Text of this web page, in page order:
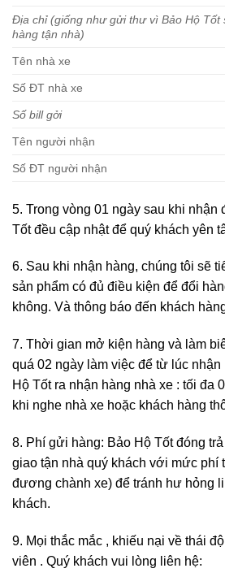
Địa chỉ (giống như gửi thư vì Bảo Hộ Tốt
hàng tận nhà)
Tên nhà xe
Số ĐT nhà xe
Số bill gởi
Tên người nhận
Số ĐT người nhận
5. Trong vòng 01 ngày sau khi
Tốt đều cập nhật để quý khách yên
6. Sau khi nhận hàng, chúng tôi sẽ
sản phẩm có đủ điều kiện để đổi
không. Và thông báo đến khách
7. Thời gian mở kiện hàng và làm
quá 02 ngày làm việc để từ lúc
Hộ Tốt ra nhận hàng nhà xe : tối đa
khi nghe nhà xe hoặc khách hàng
8. Phí gửi hàng: Bảo Hộ Tốt đóng
giao tận nhà quý khách với mức phí
đương chành xe) để tránh hư hỏng
khách.
9. Mọi thắc mắc , khiếu nại về thái
viên . Quý khách vui lòng liên hệ: